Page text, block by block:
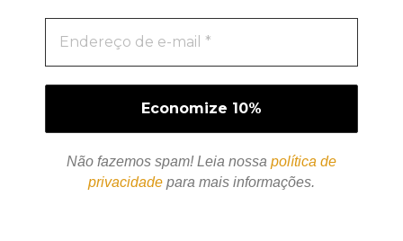
Não fazemos spam! Leia nossa política de
privacidade para mais informações.